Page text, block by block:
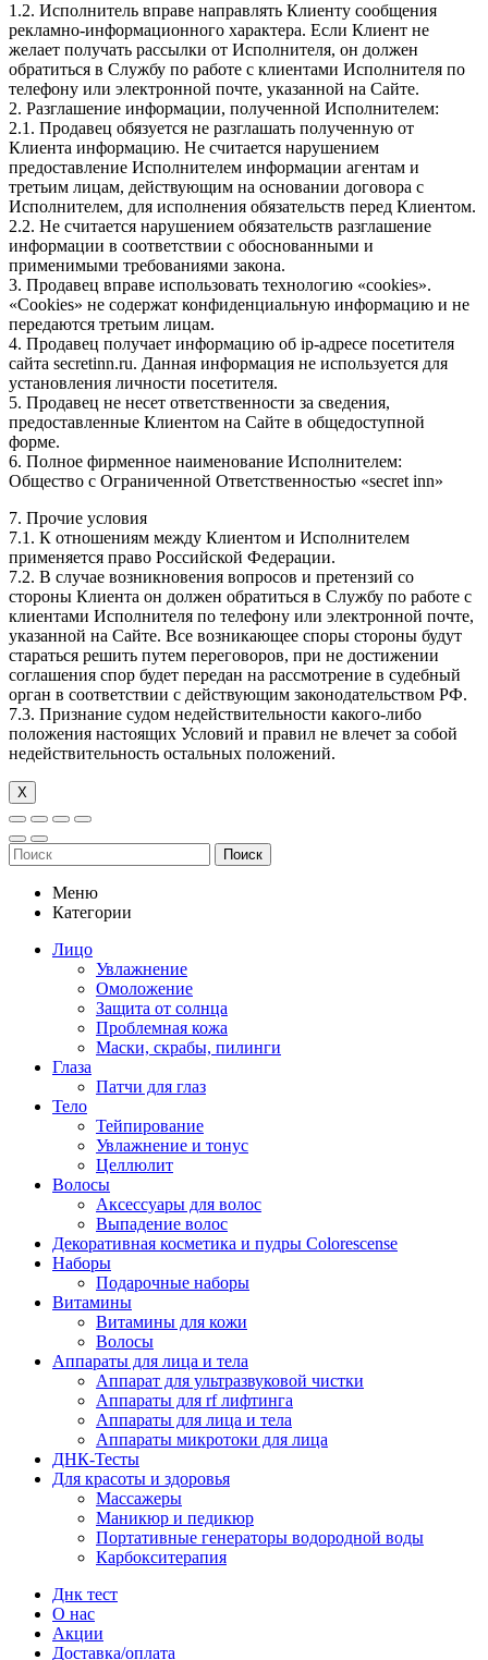
1.2. Исполнитель вправе направлять Клиенту сообщения
рекламно-информационного характера. Если Клиент не
желает получать рассылки от Исполнителя, он должен
обратиться в Службу по работе с клиентами Исполнителя по
телефону или электронной почте, указанной на Сайте.
2. Разглашение информации, полученной Исполнителем:
2.1. Продавец обязуется не разглашать полученную от
Клиента информацию. Не считается нарушением
предоставление Исполнителем информации агентам и
третьим лицам, действующим на основании договора с
Исполнителем, для исполнения обязательств перед Клиентом.
2.2. Не считается нарушением обязательств разглашение
информации в соответствии с обоснованными и
применимыми требованиями закона.
3. Продавец вправе использовать технологию «cookies».
«Cookies» не содержат конфиденциальную информацию и не
передаются третьим лицам.
4. Продавец получает информацию об ip-адресе посетителя
сайта secretinn.ru. Данная информация не используется для
установления личности посетителя.
5. Продавец не несет ответственности за сведения,
предоставленные Клиентом на Сайте в общедоступной
форме.
6. Полное фирменное наименование Исполнителем:
Общество с Ограниченной Ответственностью «secret inn»
7. Прочие условия
7.1. К отношениям между Клиентом и Исполнителем
применяется право Российской Федерации.
7.2. В случае возникновения вопросов и претензий со
стороны Клиента он должен обратиться в Службу по работе с
клиентами Исполнителя по телефону или электронной почте,
указанной на Сайте. Все возникающее споры стороны будут
стараться решить путем переговоров, при не достижении
соглашения спор будет передан на рассмотрение в судебный
орган в соответствии с действующим законодательством РФ.
7.3. Признание судом недействительности какого-либо
положения настоящих Условий и правил не влечет за собой
недействительность остальных положений.
Х
Поиск
Меню
Категории
Лицо
Увлажнение
Омоложение
Защита от солнца
Проблемная кожа
Маски, скрабы, пилинги
Глаза
Патчи для глаз
Тело
Тейпирование
Увлажнение и тонус
Целлюлит
Волосы
Аксессуары для волос
Выпадение волос
Декоративная косметика и пудры Colorescense
Наборы
Подарочные наборы
Витамины
Витамины для кожи
Волосы
Аппараты для лица и тела
Аппарат для ультразвуковой чистки
Аппараты для rf лифтинга
Аппараты для лица и тела
Аппараты микротоки для лица
ДНК-Тесты
Для красоты и здоровья
Массажеры
Маникюр и педикюр
Портативные генераторы водородной воды
Карбокситерапия
Днк тест
О нас
Акции
Доставка/оплата